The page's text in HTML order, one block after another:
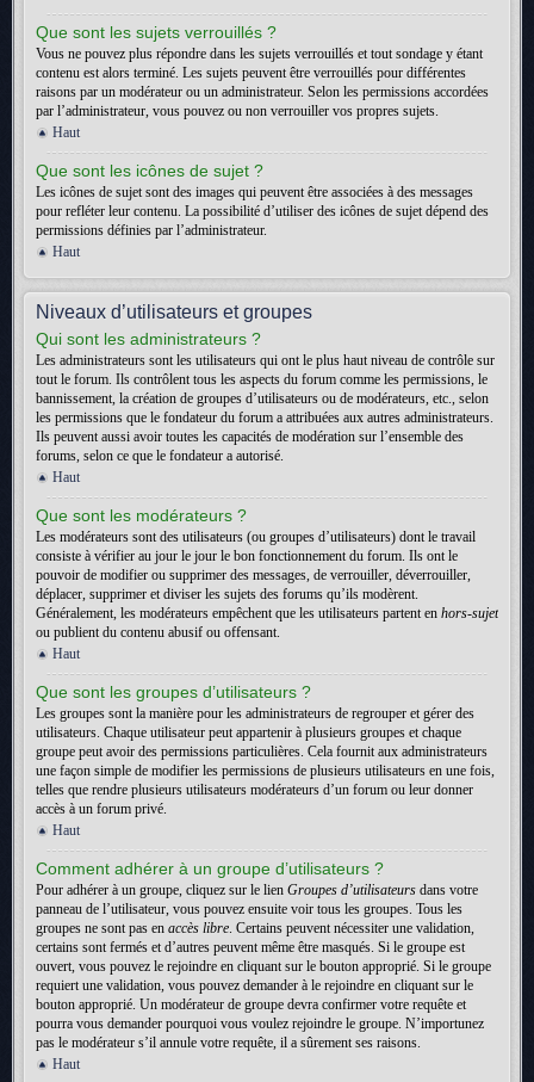
Que sont les sujets verrouillés ?
Vous ne pouvez plus répondre dans les sujets verrouillés et tout sondage y étant
contenu est alors terminé. Les sujets peuvent être verrouillés pour différentes
raisons par un modérateur ou un administrateur. Selon les permissions accordées
par l’administrateur, vous pouvez ou non verrouiller vos propres sujets.
Haut
Que sont les icônes de sujet ?
Les icônes de sujet sont des images qui peuvent être associées à des messages
pour refléter leur contenu. La possibilité d’utiliser des icônes de sujet dépend des
permissions définies par l’administrateur.
Haut
Niveaux d’utilisateurs et groupes
Qui sont les administrateurs ?
Les administrateurs sont les utilisateurs qui ont le plus haut niveau de contrôle sur
tout le forum. Ils contrôlent tous les aspects du forum comme les permissions, le
bannissement, la création de groupes d’utilisateurs ou de modérateurs, etc., selon
les permissions que le fondateur du forum a attribuées aux autres administrateurs.
Ils peuvent aussi avoir toutes les capacités de modération sur l’ensemble des
forums, selon ce que le fondateur a autorisé.
Haut
Que sont les modérateurs ?
Les modérateurs sont des utilisateurs (ou groupes d’utilisateurs) dont le travail
consiste à vérifier au jour le jour le bon fonctionnement du forum. Ils ont le
pouvoir de modifier ou supprimer des messages, de verrouiller, déverrouiller,
déplacer, supprimer et diviser les sujets des forums qu’ils modèrent.
Généralement, les modérateurs empêchent que les utilisateurs partent en hors-sujet
ou publient du contenu abusif ou offensant.
Haut
Que sont les groupes d’utilisateurs ?
Les groupes sont la manière pour les administrateurs de regrouper et gérer des
utilisateurs. Chaque utilisateur peut appartenir à plusieurs groupes et chaque
groupe peut avoir des permissions particulières. Cela fournit aux administrateurs
une façon simple de modifier les permissions de plusieurs utilisateurs en une fois,
telles que rendre plusieurs utilisateurs modérateurs d’un forum ou leur donner
accès à un forum privé.
Haut
Comment adhérer à un groupe d’utilisateurs ?
Pour adhérer à un groupe, cliquez sur le lien Groupes d’utilisateurs dans votre
panneau de l’utilisateur, vous pouvez ensuite voir tous les groupes. Tous les
groupes ne sont pas en accès libre. Certains peuvent nécessiter une validation,
certains sont fermés et d’autres peuvent même être masqués. Si le groupe est
ouvert, vous pouvez le rejoindre en cliquant sur le bouton approprié. Si le groupe
requiert une validation, vous pouvez demander à le rejoindre en cliquant sur le
bouton approprié. Un modérateur de groupe devra confirmer votre requête et
pourra vous demander pourquoi vous voulez rejoindre le groupe. N’importunez
pas le modérateur s’il annule votre requête, il a sûrement ses raisons.
Haut